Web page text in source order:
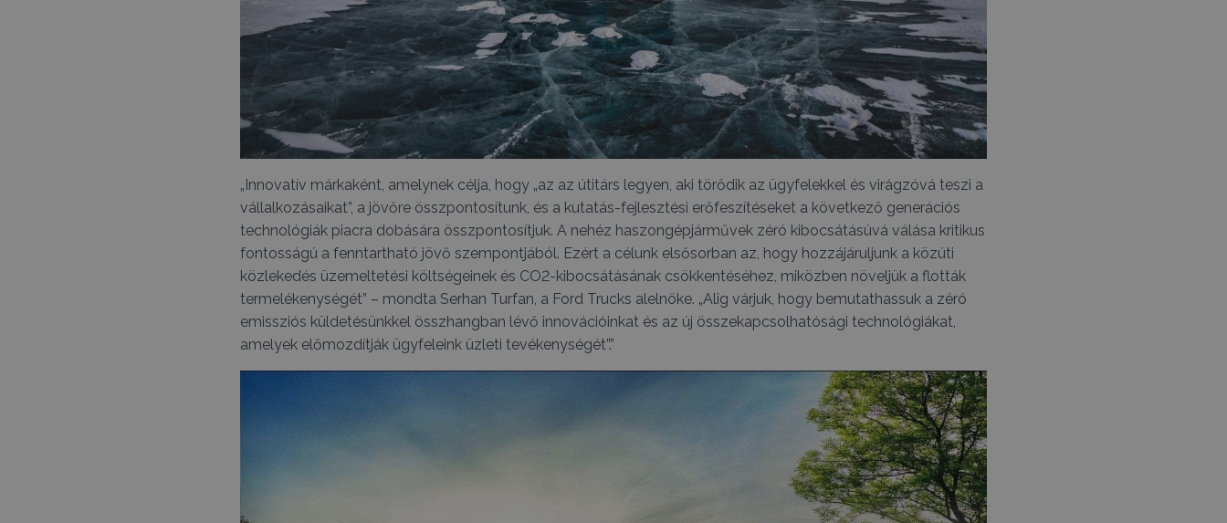
„Innovatív márkaként, amelynek célja, hogy „az az útitárs legyen, aki törődik az ügyfelekkel és virágzóvá teszi a
vállalkozásaikat”, a jövőre összpontosítunk, és a kutatás-fejlesztési erőfeszítéseket a következő generációs
technológiák piacra dobására összpontosítjuk. A nehéz haszongépjárművek zéró kibocsátásúvá válása kritikus
fontosságú a fenntartható jövő szempontjából. Ezért a célunk elsősorban az, hogy hozzájáruljunk a közúti
közlekedés üzemeltetési költségeinek és CO2-kibocsátásának csökkentéséhez, miközben növeljük a flották
termelékenységét” – mondta Serhan Turfan, a Ford Trucks alelnöke. „Alig várjuk, hogy bemutathassuk a zéró
emissziós küldetésünkkel összhangban lévő innovációinkat és az új összekapcsolhatósági technológiákat,
amelyek előmozdítják ügyfeleink üzleti tevékenységét”.”